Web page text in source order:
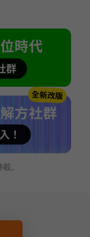
。